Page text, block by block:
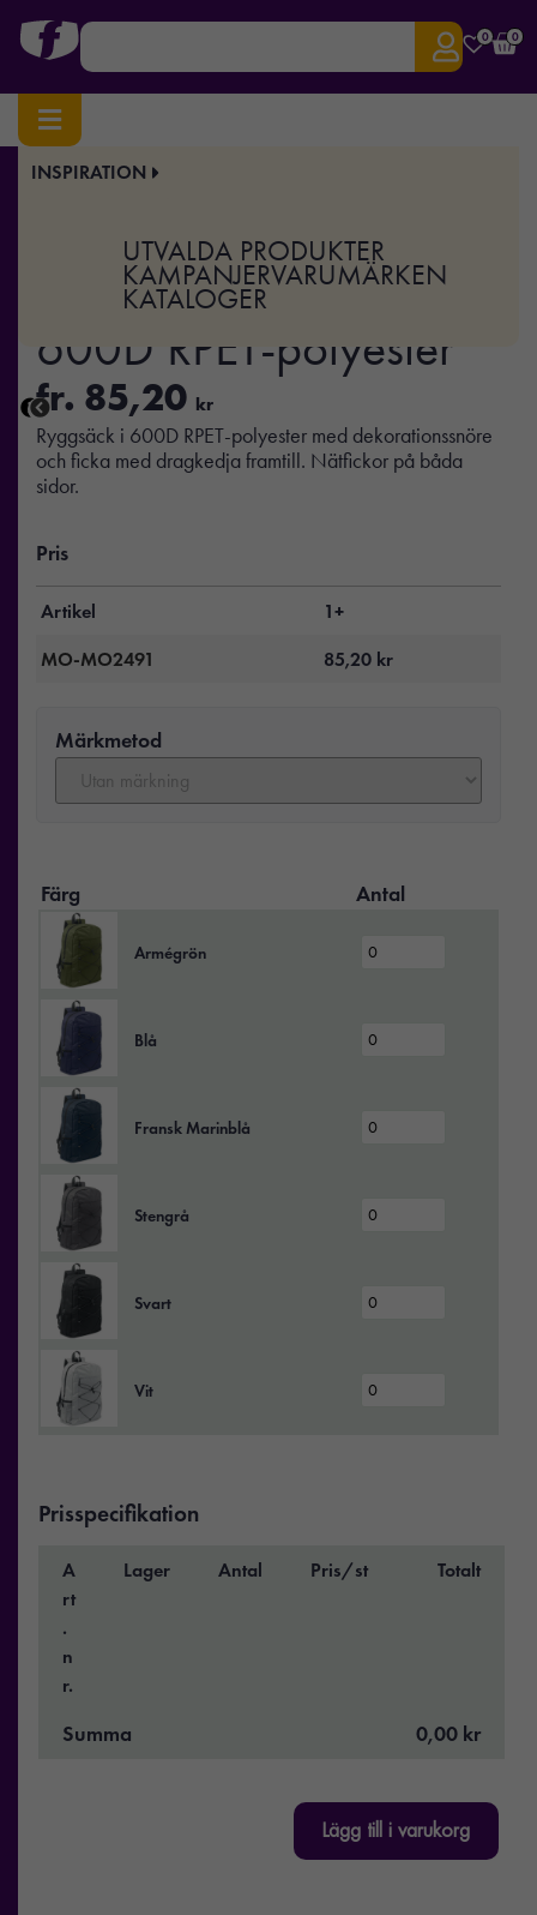
0 0
INSPIRATION
UTVALDA PRODUKTER
KAMPANJERVARUMÄRKEN
KATALOGER
Hem/Väskor & Researtiklar
HIGE – Ryggsäck
600D RPET-polyester
fr. 85,20 kr
Ryggsäck i 600D RPET-polyester med dekorationssnöre
och ficka med dragkedja framtill. Nätfickor på båda
sidor.
Pris
Artikel
1+
MO-MO2491
85,20 kr
Märkmetod
Färg Antal
Armégrön
Blå
Fransk Marinblå
Stengrå
Svart
Vit
Prisspecifikation
A
rt
.
n
r.
Lager Antal Pris/st Totalt
Summa 0,00 kr
Lägg till i varukorg